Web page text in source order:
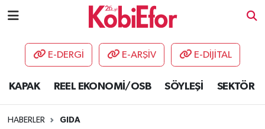
E-DERGİ E-ARŞİV E-DİJİTAL
KAPAK REEL EKONOMİ/OSB SÖYLEŞİ SEKTÖR
HABERLER GIDA
AKADEMİ
DESTEK-TEŞVİK